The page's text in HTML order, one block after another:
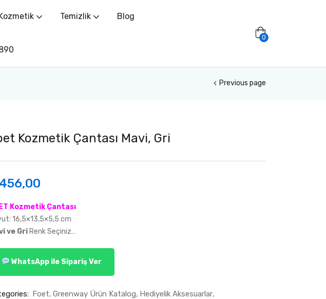
Temizlik Blog
0
Previous page
Kozmetik Çantası Mavi, Gri
456,00
Kozmetik Çantası
16,5×13,5×5,5 cm
ve Gri Renk Seçiniz…
WhatsApp ile Sipariş Ver
Foet Greenway Ürün Katalog Hediyelik Aksesuarlar